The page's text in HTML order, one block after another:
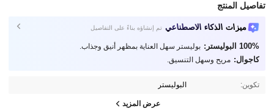
تفاصيل المنتج
ميزات الذكاء الاصطناعي تم إنشاؤه بناءً على التفاصيل
100% البوليستر: بوليستر سهل العناية بمظهر أنيق وجذاب.
كاجوال: مريح وسهل التنسيق.
تكوين: البوليستر
عرض المزيد